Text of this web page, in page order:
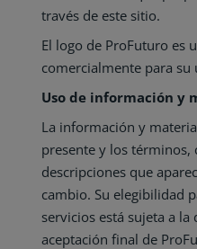
través de este sitio.
El logo de ProFuturo es
comercialmente para su
Uso de información y
La información y
presente y los términos,
descripciones que
cambio. Su elegibilidad
servicios está sujeta a
aceptación final de